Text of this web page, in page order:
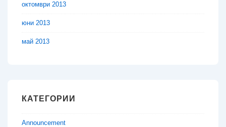
октомври 2013
юни 2013
май 2013
КАТЕГОРИИ
Announcement